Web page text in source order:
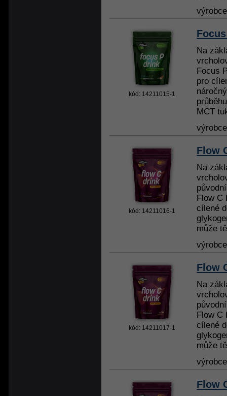
kód: 14211015-1
Na
Focus
pro
MCT
kód: 14211016-1
Flow
Na
Flow C
cílené
může
kód: 14211017-1
Flow
Na
Flow C
cílené
může
Flow